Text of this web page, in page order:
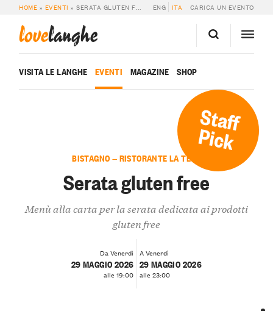
HOME » EVENTI »SERATA GLUTEN FREE ENG ITA CARICA UN EVENTO
lovelanghe
VISITA LE LANGHE EVENTI MAGAZINE SHOP
Staff
Pick
BISTAGNO — RISTORANTE LA TECA
Serata gluten free
Menù alla carta per la serata dedicata ai prodotti
gluten free
Da Venerdì
29 MAGGIO 2026
alle 19:00
A Venerdì
29 MAGGIO 2026
alle 23:00